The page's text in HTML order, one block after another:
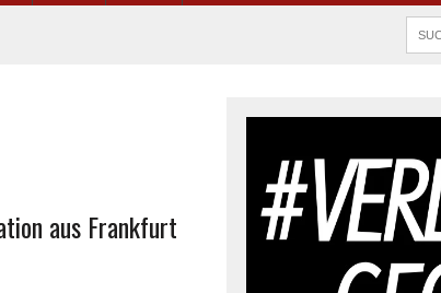
aus Frankfurt